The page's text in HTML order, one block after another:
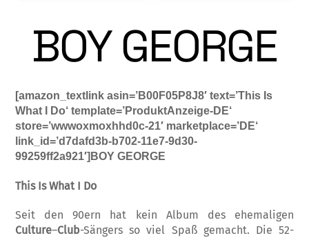
BOY GEORGE
[amazon_textlink asin=’B00F05P8J8′ text=’This Is
What I Do‘ template=’ProduktAnzeige-DE‘
store=’wwwoxmoxhhd0c-21′ marketplace=’DE‘
link_id=’d7dafd3b-b702-11e7-9d30-
99259ff2a921′]BOY GEORGE
This Is What I Do
Seit den 90ern hat kein Album des ehe­ma­li­gen
Culture–Club-Sängers so viel Spaß ge­ma­cht. Die 52-